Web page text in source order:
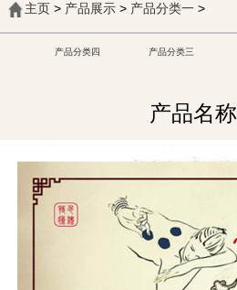
主页> 产品展示> 产品分类一>
产品分类三
产品分类四
产品名